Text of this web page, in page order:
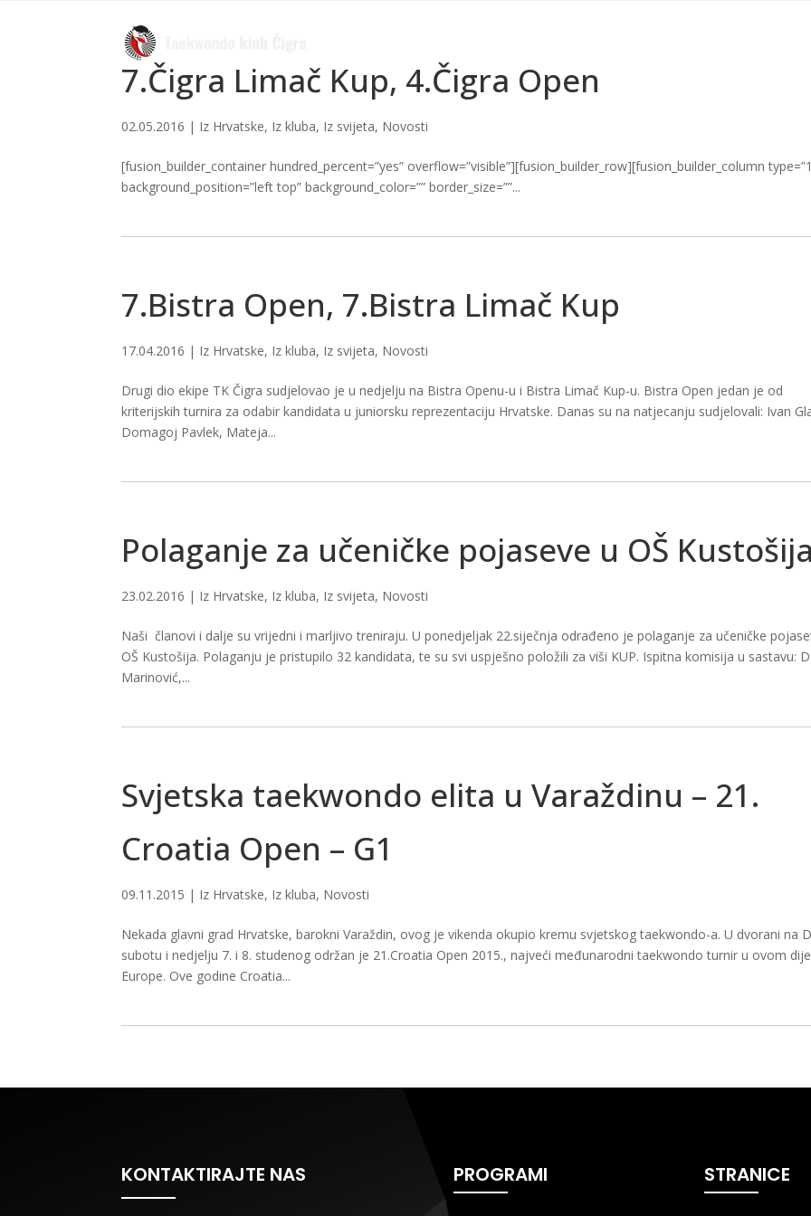
7.Čigra Limač Kup, 4.Čigra Open
02.05.2016 | Iz Hrvatske, Iz kluba, Iz svijeta, Novosti
[fusion_builder_container hundred_percent=”yes” overflow=”visible”][fusion_builder_row][fusion_builder_column
background_position=”left top” background_color=”” border_size=””...
7.Bistra Open, 7.Bistra Limač Kup
17.04.2016 | Iz Hrvatske, Iz kluba, Iz svijeta, Novosti
Drugi dio ekipe TK Čigra sudjelovao je u nedjelju na Bistra Openu-u i Bistra Limač Kup-u. Bistra Open jedan je od
kriterijskih turnira za odabir kandidata u juniorsku reprezentaciju Hrvatske. Danas su na natjecanju sudjelovali: Ivan
Domagoj Pavlek, Mateja...
Polaganje za učeničke pojaseve u OŠ Kustošija
23.02.2016 | Iz Hrvatske, Iz kluba, Iz svijeta, Novosti
Naši članovi i dalje su vrijedni i marljivo treniraju. U ponedjeljak 22.siječnja odrađeno je polaganje za učeničke
OŠ Kustošija. Polaganju je pristupilo 32 kandidata, te su svi uspješno položili za viši KUP. Ispitna komisija u sastavu:
Marinović,...
Svjetska taekwondo elita u Varaždinu – 21.
Croatia Open – G1
09.11.2015 | Iz Hrvatske, Iz kluba, Novosti
Nekada glavni grad Hrvatske, barokni Varaždin, ovog je vikenda okupio kremu svjetskog taekwondo-a. U dvorani na
subotu i nedjelju 7. i 8. studenog održan je 21.Croatia Open 2015., najveći međunarodni taekwondo turnir u ovom
Europe. Ove godine Croatia...
KONTAKTIRAJTE NAS PROGRAMI STRANICE